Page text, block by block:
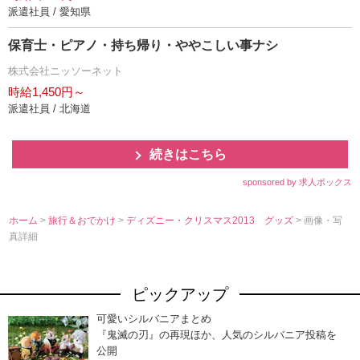
派遣社員 / 愛知県
保育士・ピアノ・持ち帰り・ややこしい事ナシ
株式会社ニッソーネット
時給1,450円～
派遣社員 / 北海道
続きはこちら
sponsored by 求人ボックス
ホーム >旅行＆おでかけ>ディズニー・クリスマス2013 グッズ> 画像・写
真詳細
ピックアップ
可愛いシルバニアまとめ
『鬼滅の刃』の再現ほか、人気のシルバニア投稿を
公開